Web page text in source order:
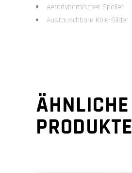
Aerodynamischer Spoiler
Austauschbare Knie-Slider
ÄHNLICHE
PRODUKTE